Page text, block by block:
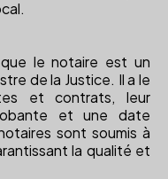
le notaire est un
de la Justice. Il a le
et contrats, leur
et une date
sont soumis à
la qualité et